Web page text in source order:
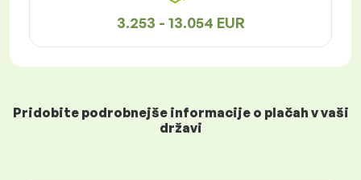
3.253 - 13.054 EUR
Pridobite podrobnejše informacije o plačah v vaši
državi